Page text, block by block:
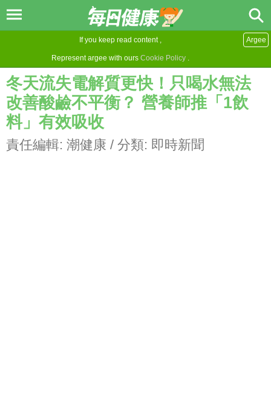
If you keep read content ,
Represent argee with ours Cookie Policy .
Argee
冬天流失電解質更快！只喝水無法
改善酸鹼不平衡？ 營養師推「1飲
料」有效吸收
責任編輯: 潮健康 / 分類: 即時新聞